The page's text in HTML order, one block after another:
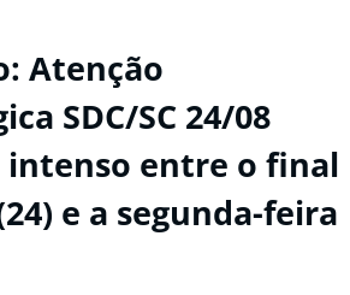
Atenção
SDC/SC 24/08
intenso entre o final
e a segunda-feira